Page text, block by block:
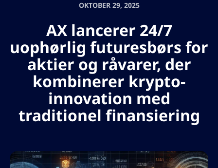
OKTOBER 29, 2025
AX lancerer 24/7
uophørlig futuresbørs for
aktier og råvarer, der
kombinerer krypto-
innovation med
traditionel finansiering